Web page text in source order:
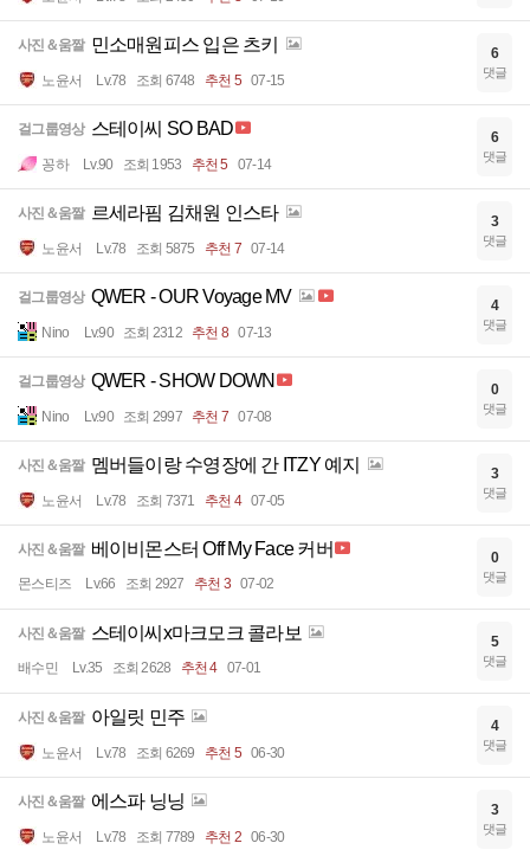
사진＆움짤 민소매원피스 입은 츠키
노윤서 Lv.78 조회 6748 추천 5 07-15
6
댓글
걸그룹영상 스테이씨 SO BAD
꽁하 Lv.90 조회 1953 추천 5 07-14
6
댓글
사진＆움짤 르세라핌 김채원 인스타
노윤서 Lv.78 조회 5875 추천 7 07-14
3
댓글
걸그룹영상 QWER - OUR Voyage MV
Nino Lv.90 조회 2312 추천 8 07-13
4
댓글
걸그룹영상 QWER - SHOW DOWN
Nino Lv.90 조회 2997 추천 7 07-08
0
댓글
사진＆움짤 멤버들이랑 수영장에 간 ITZY 예지
노윤서 Lv.78 조회 7371 추천 4 07-05
3
댓글
사진＆움짤 베이비몬스터 Off My Face 커버
몬스티즈 Lv.66 조회 2927 추천 3 07-02
0
댓글
사진＆움짤 스테이씨x마크모크 콜라보
배수민 Lv.35 조회 2628 추천 4 07-01
5
댓글
사진＆움짤 아일릿 민주
노윤서 Lv.78 조회 6269 추천 5 06-30
4
댓글
사진＆움짤 에스파 닝닝
노윤서 Lv.78 조회 7789 추천 2 06-30
3
댓글